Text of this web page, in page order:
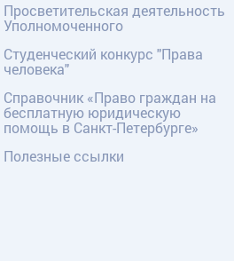
Просветительская деятельность
Уполномоченного
Студенческий конкурс "Права
человека"
Справочник «Право граждан на
бесплатную юридическую
помощь в Санкт-Петербурге»
Полезные ссылки